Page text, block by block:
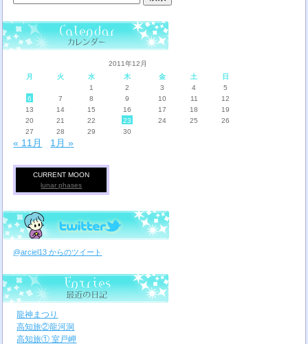
索:
2011年12月
月
火 水 木 金 土
日
1
2 3 4
5
6
7 8 9 10 11
12
13
14 15 16 17 18
19
20
21 22 23 24 25
26
27
28 29 30
« 11月 1月 »
CURRENT MOON
lunar phases
@arciel13 からのツイート
龍神まつり
高知旅②龍河洞
高知旅① 室戸岬